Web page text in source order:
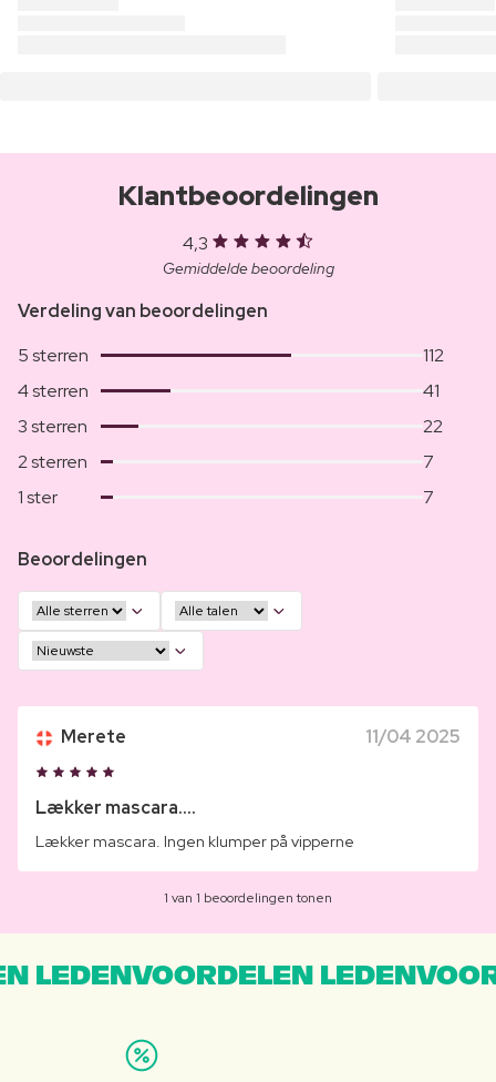
Klantbeoordelingen
4,3
Gemiddelde beoordeling
Verdeling van beoordelingen
5 sterren
112
4 sterren
41
3 sterren
22
2 sterren
7
1 ster
7
Beoordelingen
Merete 11/04 2025
Lækker mascara....
Lækker mascara. Ingen klumper på vipperne
1 van 1 beoordelingen tonen
LEDENVOORDELEN